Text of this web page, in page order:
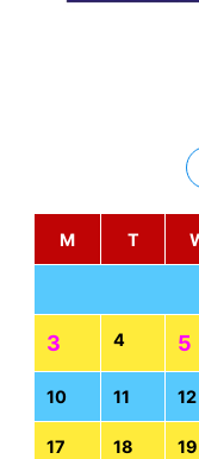
M
T
3 4 5
10 11 12
17 18 19